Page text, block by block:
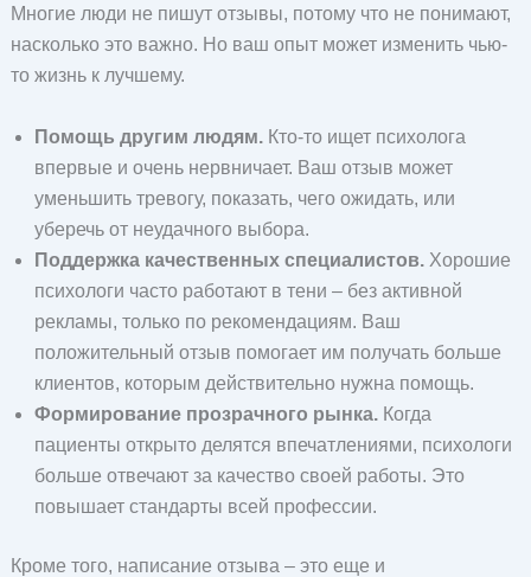
Многие люди не пишут отзывы, потому что не понимают,
насколько это важно. Но ваш опыт может изменить чью-
то жизнь к лучшему.
Помощь другим людям.Кто-то ищет психолога
впервые и очень нервничает. Ваш отзыв может
уменьшить тревогу, показать, чего ожидать, или
уберечь от неудачного выбора.
Поддержка качественных специалистов.Хорошие
психологи часто работают в тени – без активной
рекламы, только по рекомендациям. Ваш
положительный отзыв помогает им получать больше
клиентов, которым действительно нужна помощь.
Формирование прозрачного рынка.Когда
пациенты открыто делятся впечатлениями, психологи
больше отвечают за качество своей работы. Это
повышает стандарты всей профессии.
Кроме того, написание отзыва – это еще и